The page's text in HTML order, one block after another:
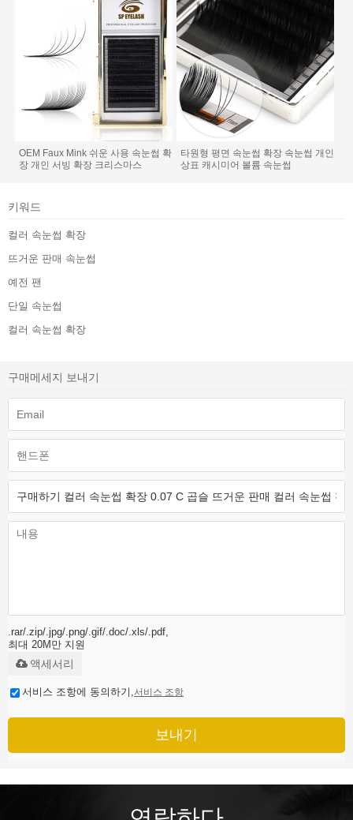
OEM Faux Mink 쉬운 사용 속눈썹 확
장 개인 서빙 확장 크리스마스
타원형 평면 속눈썹 확장 속눈썹 개인
상표 캐시미어 볼륨 속눈썹
키워드
컬러 속눈썹 확장
뜨거운 판매 속눈썹
예전 팬
단일 속눈썹
컬러 속눈썹 확장
구매메세지 보내기
.rar/.zip/.jpg/.png/.gif/.doc/.xls/.pdf,
최대 20M만 지원
액세서리
서비스 조항에 동의하기, 서비스 조항
보내기